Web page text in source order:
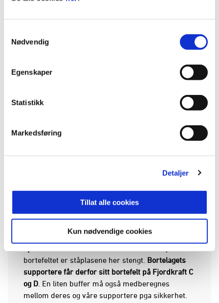
Nødvendig
Egenskaper
Statistikk
Markedsføring
Detaljer
Tillat alle cookies
Kun nødvendige cookies
2000 plasser.
Kapasiteten vår i Europa er derfor
på 14.750
. Av disse har bortelaget krav på ca. 750
bl.a UEFA m.m. Dette er også grunnen til at de
nederste feltene på tribunen vil ha
fritt setevalgpå
kampdag. Du kan derfor ikke regne med at du får
sitte på den plassen du velger.
På det midterste
feltet (Felt D) holdes det av billetter til UEFA i
tillegg til tekniske seter til bortelaget
(støtteapparat o.l). De billettene som ikke benyttes
bortefeltet er ståplasene her stengt. Bortelagets
supportere får derfor sitt bortefelt på Fjordkraft C
og D . En liten buffer må også medberegnes
mellom deres og våre supportere pga sikkerhet.